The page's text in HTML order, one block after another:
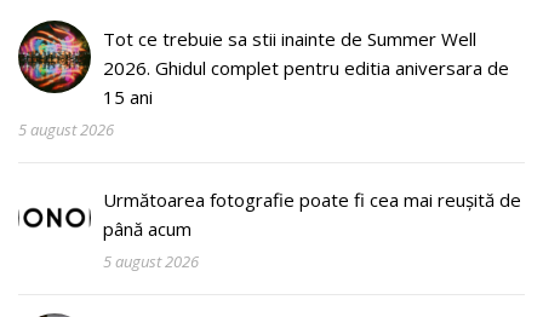
Tot ce trebuie sa stii inainte de Summer Well
2026. Ghidul complet pentru editia aniversara de
15 ani
5 august 2026
Următoarea fotografie poate fi cea mai reușită de
până acum
5 august 2026